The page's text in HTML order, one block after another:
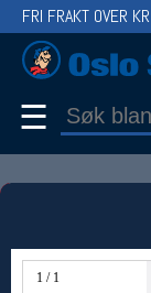
1 / 1
FRI FRAKT OVER
☰